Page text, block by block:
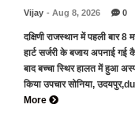
Vijay - Aug 8, 2026 0
दक्षिणी राजस्थान में पहली बार
हार्ट सर्जरी के बजाय अपनाई गई
बाद बच्चा स्थिर हालत में हुआ
किया उपचार सोनिया,
More